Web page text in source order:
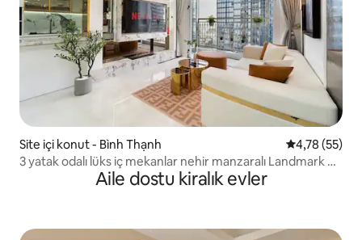
Site içi konut - Bình Thạnh 5 üzerinden
4,78 (55)
3 yatak odalı lüks iç mekanlar nehir manzaralı Landmark 6
Aile dostu kiralık evler